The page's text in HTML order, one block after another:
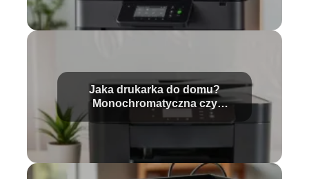
Jaka drukarka do domu?
Monochromatyczna czy
kolorowa?